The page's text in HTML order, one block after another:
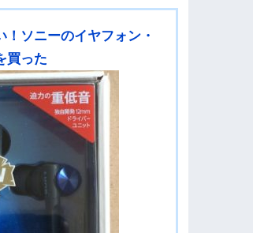
！ソニーのイヤフォン・
買った